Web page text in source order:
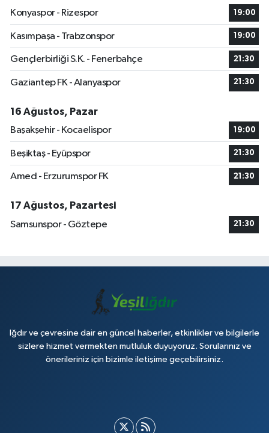
Konyaspor - Rizespor
19:00
Kasımpaşa - Trabzonspor 19:00
Gençlerbirliği S.K. - Fenerbahçe 21:30
Gaziantep FK - Alanyaspor 21:30
16 Ağustos, Pazar
Başakşehir - Kocaelispor
19:00
Beşiktaş - Eyüpspor 21:30
Amed - Erzurumspor FK 21:30
17 Ağustos, Pazartesi
Samsunspor - Göztepe
21:30
Iğdır ve çevresine dair en güncel haberler, etkinlikler ve bilgilerle
sizlere hizmet vermekten mutluluk duyuyoruz. Sorularınız ve
önerileriniz için bizimle iletişime geçebilirsiniz.